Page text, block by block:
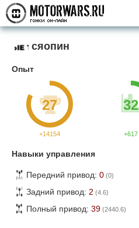
сяопин
Опыт
27
+14154
32
+617
Навыки управления
Передний привод: 0 (0)
Задний привод: 2 (4.6)
Полный привод: 39 (2440.6)